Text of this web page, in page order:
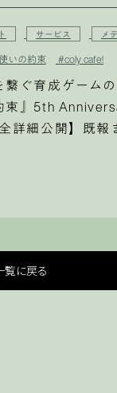
サービス
メ
いの約束 #coly cafe!
ぐ育成ゲーム
束』5th
詳細公開】既報
覧に戻る